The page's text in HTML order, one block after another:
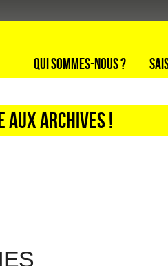
Qui sommes-nous ?
AUX ARCHIVES !